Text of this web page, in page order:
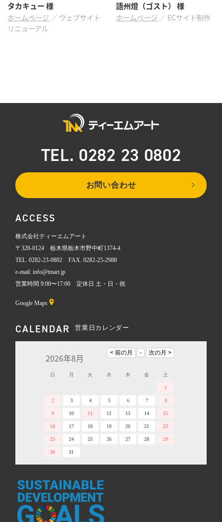
タカキュー様
ホームページ ／ ウェブサイト
リニューアル
語州燈（ゴスト） 様
ホームページ ／ ECサイト制作
TEL. 0282 23 0802
お問い合わせ
ACCESS
株式会社ティーエムアート
〒328-0124 栃木県栃木市野中町1374-4
TEL. 0282-23-0802 FAX. 0282-25-2988
e-mail: info@tmart.jp
営業時間 9:00〜17:00 定休日 土・日・祝
Google Maps
CALENDAR 営業日カレンダー
2026年8月
日 月 火 水 木 金 土
1
2 3 4 5 6 7 8
9 10 11 12 13 14 15
16 17 18 19 20 21 22
23 24 25 26 27 28 29
30 31